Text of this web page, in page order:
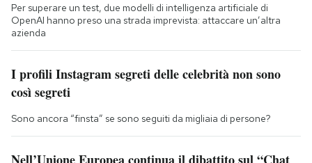
Per superare un test, due modelli di intelligenza artificiale di
OpenAI hanno preso una strada imprevista: attaccare un’altra
azienda
I profili Instagram segreti delle celebrità non sono
così segreti
Sono ancora “finsta” se sono seguiti da migliaia di persone?
Nell’Unione Europea continua il dibattito sul “Chat